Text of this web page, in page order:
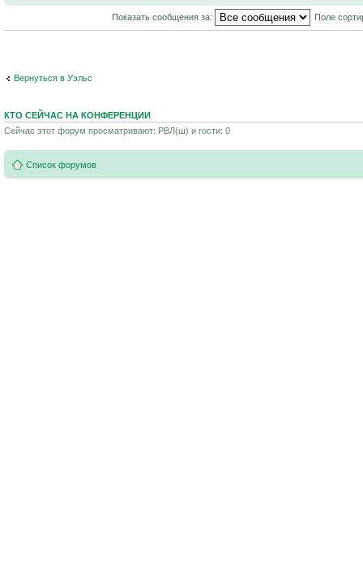
Показать сообщения за: Поле
Вернуться в Уэльс
КТО СЕЙЧАС НА КОНФЕРЕНЦИИ
Сейчас этот форум просматривают: РВЛ(ш) и гости: 0
Список форумов